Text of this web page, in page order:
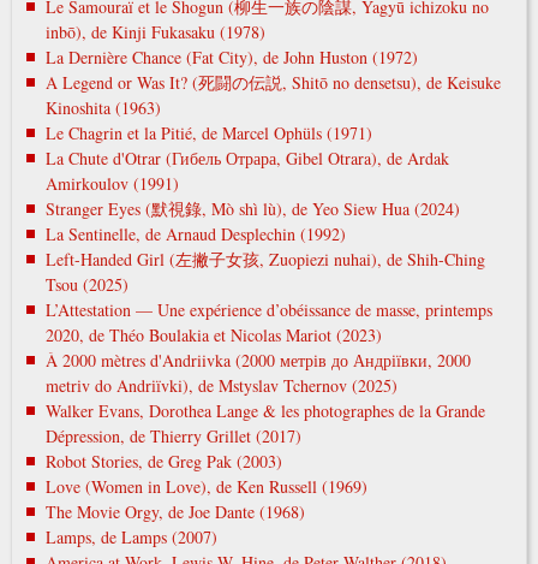
Le Samouraï et le Shogun (柳生一族の陰謀, Yagyū ichizoku no
inbō), de Kinji Fukasaku (1978)
La Dernière Chance (Fat City), de John Huston (1972)
A Legend or Was It? (死闘の伝説, Shitō no densetsu), de Keisuke
Kinoshita (1963)
Le Chagrin et la Pitié, de Marcel Ophüls (1971)
La Chute d'Otrar (Гибель Отрара, Gibel Otrara), de Ardak
Amirkoulov (1991)
Stranger Eyes (默視錄, Mò shì lù), de Yeo Siew Hua (2024)
La Sentinelle, de Arnaud Desplechin (1992)
Left-Handed Girl (左撇子女孩, Zuopiezi nuhai), de Shih-Ching
Tsou (2025)
L’Attestation — Une expérience d’obéissance de masse, printemps
2020, de Théo Boulakia et Nicolas Mariot (2023)
À 2000 mètres d'Andriivka (2000 метрів до Андріївки, 2000
metrіv do Andrіїvki), de Mstyslav Tchernov (2025)
Walker Evans, Dorothea Lange & les photographes de la Grande
Dépression, de Thierry Grillet (2017)
Robot Stories, de Greg Pak (2003)
Love (Women in Love), de Ken Russell (1969)
The Movie Orgy, de Joe Dante (1968)
Lamps, de Lamps (2007)